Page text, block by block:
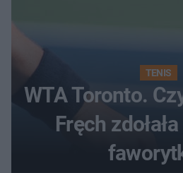
TENIS
WTA Toronto.
Fręch